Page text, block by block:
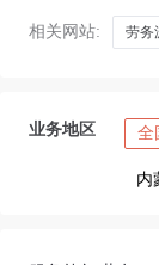
相关网站: 劳务
业务地区 全
内